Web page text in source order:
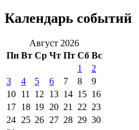
Календарь событий
Август 2026
Пн Вт Ср Чт Пт Сб Вс
1
2
3
4 5 6 7 8
9
10 11 12 13 14 15 16
17 18 19 20 21 22 23
24 25 26 27 28 29 30